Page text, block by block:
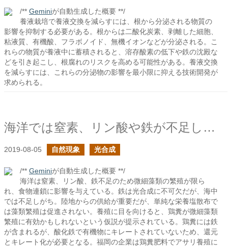
/** Geminiが自動生成した概要 **/
養液栽培で養液交換を減らすには、根から分泌される物質の
影響を抑制する必要がある。根からは二酸化炭素、剥離した細胞、
粘液質、有機酸、フラボノイド、無機イオンなどが分泌される。こ
れらの物質が養液中に蓄積されると、溶存酸素の低下や鉄の沈殿な
どを引き起こし、根腐れのリスクを高める可能性がある。養液交換
を減らすには、これらの分泌物の影響を最小限に抑える技術開発が
求められる。
海洋では窒素、リン酸や鉄が不足しているらしい
2019-08-05 自然現象 光合成
/** Geminiが自動生成した概要 **/
海洋は窒素、リン酸、鉄不足のため微細藻類の繁殖が限ら
れ、食物連鎖に影響を与えている。鉄は光合成に不可欠だが、海中
では不足しがち。陸地からの供給が重要だが、単純な栄養塩散布で
は藻類繁殖は促進されない。養殖に目を向けると、鶏糞が微細藻類
繁殖に有効かもしれないという仮説が提示されている。鶏糞には鉄
が含まれるが、酸化鉄で有機物にキレートされていないため、還元
とキレート化が必要となる。福岡の企業は鶏糞肥料でアサリ養殖に